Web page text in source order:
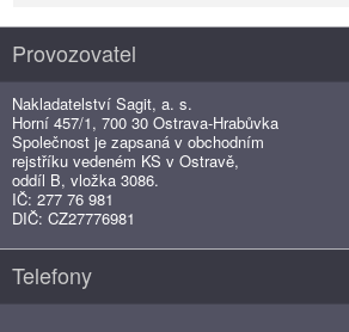
Provozovatel
Nakladatelství Sagit, a. s.
Horní 457/1, 700 30 Ostrava-Hrabůvka
Společnost je zapsaná v obchodním
rejstříku vedeném KS v Ostravě,
oddíl B, vložka 3086.
IČ: 277 76 981
DIČ: CZ27776981
Telefony